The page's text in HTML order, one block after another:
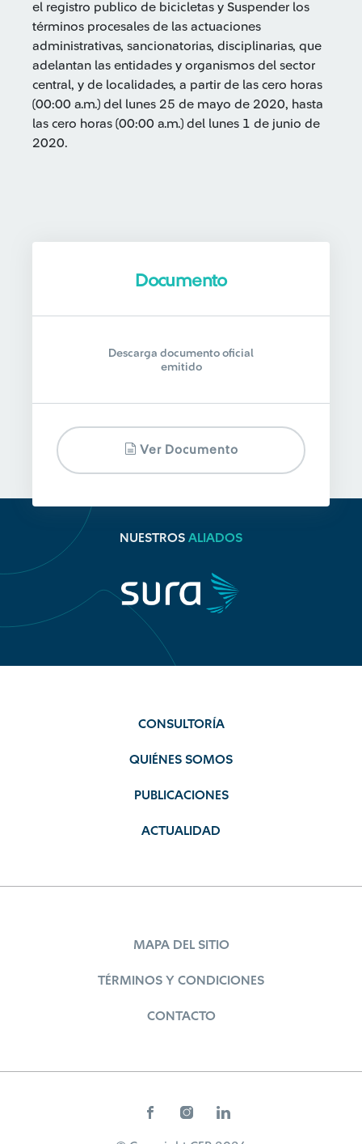
el registro publico de bicicletas y Suspender los
términos procesales de las actuaciones
administrativas, sancionatorias, disciplinarias, que
adelantan las entidades y organismos del sector
central, y de localidades, a partir de las cero horas
(00:00 a.m.) del lunes 25 de mayo de 2020, hasta
las cero horas (00:00 a.m.) del lunes 1 de junio de
2020.
Documento
Descarga documento oficial
emitido
Ver Documento
NUESTROS ALIADOS
CONSULTORÍA
QUIÉNES SOMOS
PUBLICACIONES
ACTUALIDAD
MAPA DEL SITIO
TÉRMINOS Y CONDICIONES
CONTACTO